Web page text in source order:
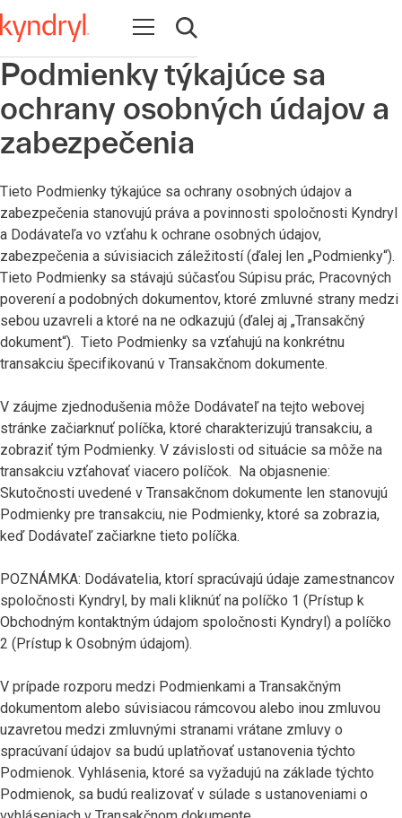
Open navigation
Open search
Podmienky týkajúce sa
ochrany osobných údajov a
zabezpečenia
Tieto Podmienky týkajúce sa ochrany osobných údajov a
zabezpečenia stanovujú práva a povinnosti spoločnosti Kyndryl
a Dodávateľa vo vzťahu k ochrane osobných údajov,
zabezpečenia a súvisiacich záležitostí (ďalej len „Podmienky“).
Tieto Podmienky sa stávajú súčasťou Súpisu prác, Pracovných
poverení a podobných dokumentov, ktoré zmluvné strany medzi
sebou uzavreli a ktoré na ne odkazujú (ďalej aj „Transakčný
dokument“). Tieto Podmienky sa vzťahujú na konkrétnu
transakciu špecifikovanú v Transakčnom dokumente.
V záujme zjednodušenia môže Dodávateľ na tejto webovej
stránke začiarknuť políčka, ktoré charakterizujú transakciu, a
zobraziť tým Podmienky. V závislosti od situácie sa môže na
transakciu vzťahovať viacero políčok. Na objasnenie:
Skutočnosti uvedené v Transakčnom dokumente len stanovujú
Podmienky pre transakciu, nie Podmienky, ktoré sa zobrazia,
keď Dodávateľ začiarkne tieto políčka.
POZNÁMKA: Dodávatelia, ktorí spracúvajú údaje zamestnancov
spoločnosti Kyndryl, by mali kliknúť na políčko 1 (Prístup k
Obchodným kontaktným údajom spoločnosti Kyndryl) a políčko
2 (Prístup k Osobným údajom).
V prípade rozporu medzi Podmienkami a Transakčným
dokumentom alebo súvisiacou rámcovou alebo inou zmluvou
uzavretou medzi zmluvnými stranami vrátane zmluvy o
spracúvaní údajov sa budú uplatňovať ustanovenia týchto
Podmienok. Vyhlásenia, ktoré sa vyžadujú na základe týchto
Podmienok, sa budú realizovať v súlade s ustanoveniami o